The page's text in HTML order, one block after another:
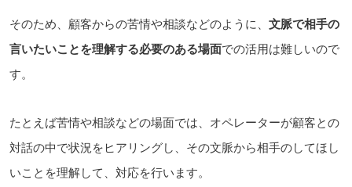
そのため、顧客からの苦情や相談などのように、 文脈で相手の
言いたいことを理解する必要のある場面での活用は難しいので
す。
たとえば苦情や相談などの場面では、オペレーターが顧客との
対話の中で状況をヒアリングし、その文脈から相手のしてほし
いことを理解して、対応を行います。